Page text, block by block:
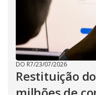
DO R7/23/07/2026
Restituição